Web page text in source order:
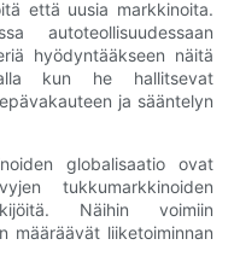
että uusia markkinoita.
autoteollisuudessaan
hyödyntääkseen näitä
kun he hallitsevat
ja sääntelyn
globalisaatio ovat
tukkumarkkinoiden
Näihin voimiin
määräävät liiketoiminnan